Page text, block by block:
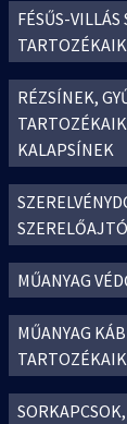
FÉSŰS-VILLÁS
TARTOZÉKAIK
RÉZSÍNEK,
KALAPSÍNEK
MŰANYAG
MŰANYAG
TARTOZÉKAIK